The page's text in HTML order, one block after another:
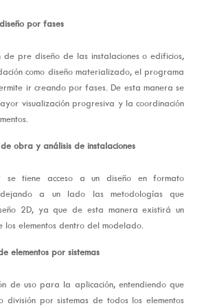
por fases
de pre diseño de las instalaciones o edificios,
como diseño materializado, el programa
ir creando por fases. De esta manera se
visualización progresiva y la coordinación
obra y análisis de instalaciones
se tiene acceso a un diseño en formato
dejando a un lado las metodologías que
2D, ya que de esta manera existirá un
los elementos dentro del modelado.
elementos por sistemas
de uso para la aplicación, entendiendo que
división por sistemas de todos los elementos